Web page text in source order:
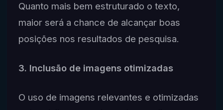
Quanto mais bem estruturado o texto,
maior será a chance de alcançar boas
posições nos resultados de pesquisa.
3. Inclusão de imagens otimizadas
O uso de imagens relevantes e otimizadas